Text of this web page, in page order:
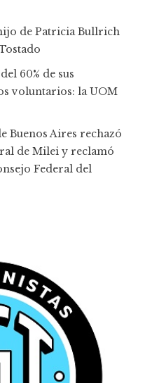
de Patricia Bullrich
60% de sus
voluntarios: la UOM
Buenos Aires rechazó
de Milei y reclamó
Federal del